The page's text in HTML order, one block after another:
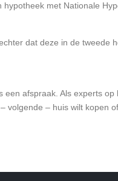
met Nationale
dat deze in de
afspraak. Als experts
– huis wilt kopen